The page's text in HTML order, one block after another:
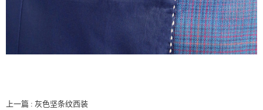
上一篇 : 灰色坚条纹西装